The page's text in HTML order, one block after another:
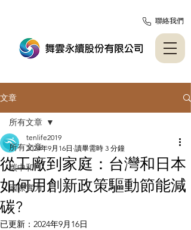
聯絡我們
文章
所有文章
碳中和
國際實力
所有文章
從工廠到家庭：台灣和日本
如何用創新政策驅動節能減
碳?
tenlife2019
2024年9月16日 讀畢需時 3 分鐘
已更新： 2024年9月16日